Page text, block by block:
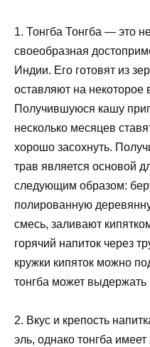
1. Тонгба Тонгба — это
своеобразная
Индии. Его готовят из
оставляют на некоторое
Получившуюся кашу
несколько месяцев
хорошо засохнуть.
трав является основой
следующим образом:
полированную
смесь, заливают
горячий напиток через
кружки кипяток можно
тонгба может выдержать
2. Вкус и крепость
эль, однако тонгба